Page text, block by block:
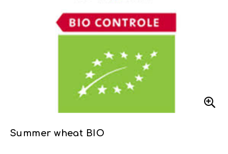
Summer wheat BIO